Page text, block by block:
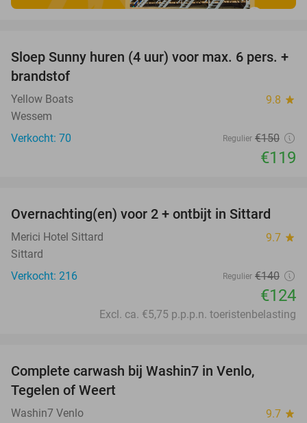
21%
Sloep Sunny huren (4 uur) voor max. 6 pers. +
brandstof
Yellow Boats 9.8 star
Wessem
Verkocht: 70
Regulier €150
€119
11%
Overnachting(en) voor 2 + ontbijt in Sittard
Merici Hotel Sittard 9.7 star
Sittard
Verkocht: 216
Regulier €140
€124
Excl. ca. €5,75 p.p.p.n. toeristenbelasting
Complete carwash bij Washin7 in Venlo,
Tegelen of Weert
Washin7 Venlo 9.7 star